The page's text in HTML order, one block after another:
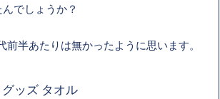
でしょうか？
半あたりは無かったように思います。
ッズ タオル